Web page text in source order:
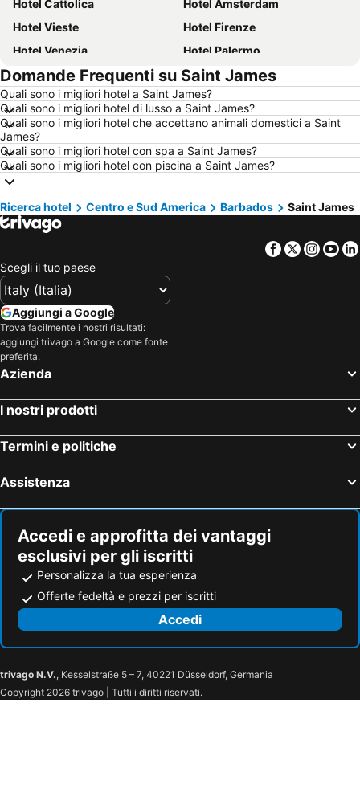
Hotel Cattolica
Hotel Amsterdam
Hotel Vieste
Hotel Firenze
Hotel Venezia
Hotel Palermo
Hotel Valencia
Hotel Sharm el-Sheikh
Hotel Bellaria-Igea Marina
Hotel Milano Marittima
Hotel Vienna
Hotel Caorle
Hotel New York
Hotel Milano
Hotel Alghero
Hotel Trentino Alto Adige
Hotel Italia
Hotel Isola d'Elba
Hotel Riviera Romagnola
Hotel Salento
Hotel Valle d'Aosta
Hotel Marche
Hotel Malta
Hotel Croazia
Hotel Mallorca
Hotel Val Di Fassa
Domande Frequenti su Saint James
Quali sono i migliori hotel a Saint James?
Quali sono i migliori hotel di lusso a Saint James?
Quali sono i migliori hotel che accettano animali domestici a Saint
James?
Quali sono i migliori hotel con spa a Saint James?
Quali sono i migliori hotel con piscina a Saint James?
Ricerca hotel Centro e Sud America Barbados Saint James
Facebook
Twitter
Scegli il tuo paese
Aggiungi a Google
Trova facilmente i nostri risultati:
aggiungi trivago a Google come fonte
preferita.
Azienda
I nostri prodotti
Termini e politiche
Assistenza
Accedi e approfitta dei vantaggi
esclusivi per gli iscritti
Personalizza la tua esperienza
Offerte fedeltà e prezzi per iscritti
Accedi
trivago N.V., Kesselstraße 5 – 7, 40221 Düsseldorf, Germania
Copyright 2026 trivago | Tutti i diritti riservati.